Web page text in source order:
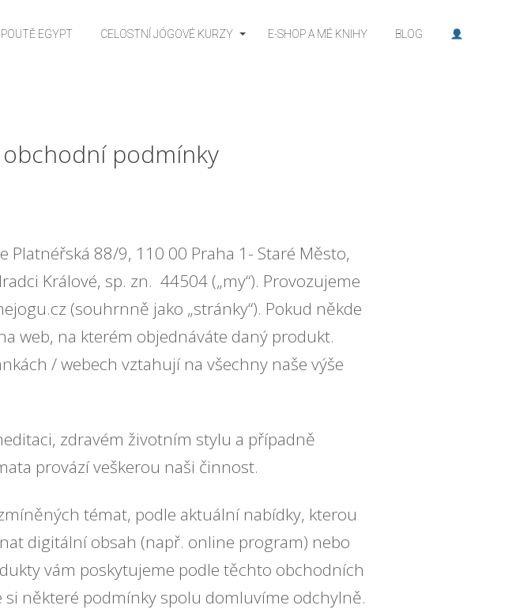
POUTĚ EGYPT CELOSTNÍ JÓGOVÉ KURZY E-SHOP A MÉ KNIHY BLOG
obchodní podmínky
Platnéřská 88/9, 110 00 Praha 1- Staré Město,
Králové, sp. zn. 44504 („my“). Provozujeme
(souhrnně jako „stránky“). Pokud někde
web, na kterém objednáváte daný produkt.
/ webech vztahují na všechny naše výše
zdravém životním stylu a případně
provází veškerou naši činnost.
témat, podle aktuální nabídky, kterou
digitální obsah (např. online program) nebo
vám poskytujeme podle těchto obchodních
si některé podmínky spolu domluvíme odchylně.